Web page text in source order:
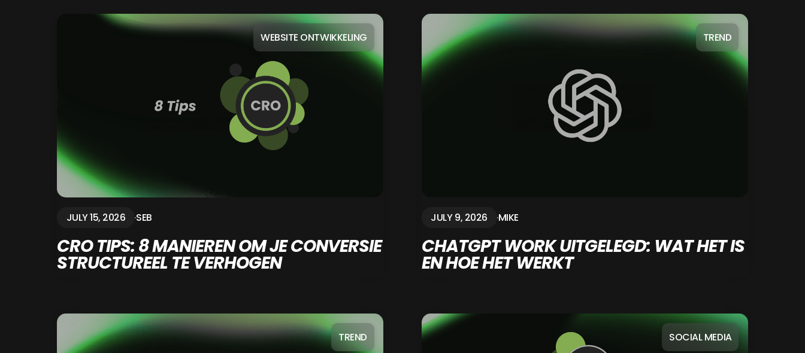
JULY 15, 2026 SEB
CRO TIPS: 8 MANIEREN OM JE CONVERSIE
STRUCTUREEL TE VERHOGEN
WEBSITE ONTWIKKELING
JULY 9, 2026 MIKE
CHATGPT WORK UITGELEGD: WAT HET IS
EN HOE HET WERKT
TREND
TREND SOCIAL MEDIA